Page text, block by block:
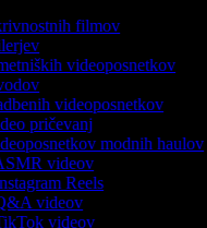
filmov
videoposnetkov
videoposnetkov
pričevanj
modnih haulov
videov
Reels
videov
videov